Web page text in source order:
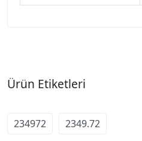
Ürün Etiketleri
234972 2349.72